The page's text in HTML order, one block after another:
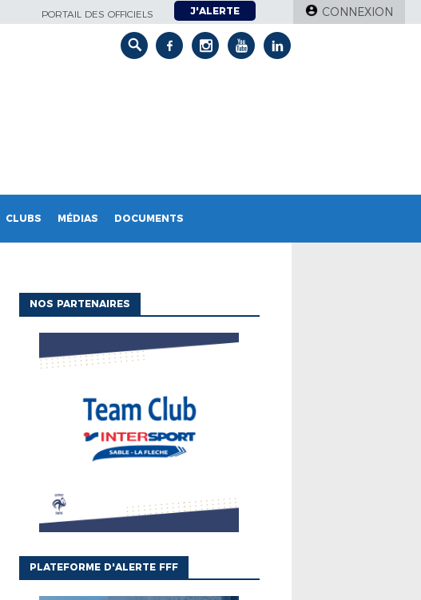
PORTAIL DES OFFICIELS J'ALERTE CONNEXION
CLUBS MÉDIAS DOCUMENTS
NOS PARTENAIRES
PLATEFORME D'ALERTE FFF